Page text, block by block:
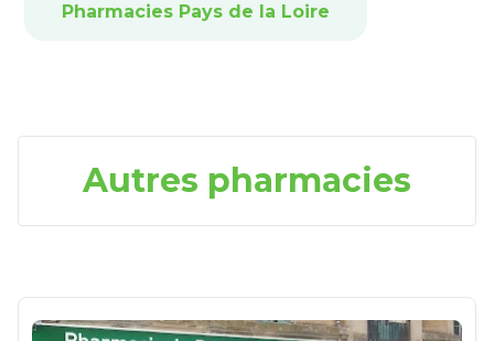
Pharmacies Pays de la Loire
Autres pharmacies